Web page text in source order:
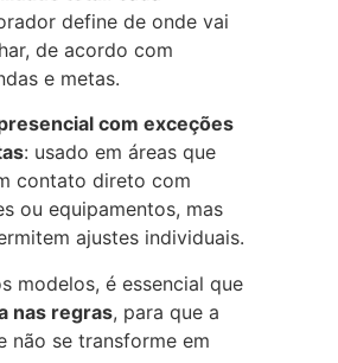
define de onde vai
de acordo com
e metas.
com exceções
: usado em áreas que
contato direto com
ou equipamentos, mas
ajustes individuais.
modelos, é essencial que
nas regras, para que a
não se transforme em